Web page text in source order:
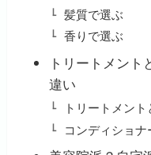
髪質で選ぶ
香りで選ぶ
トリートメント
違い
トリートメント
コンディショナ